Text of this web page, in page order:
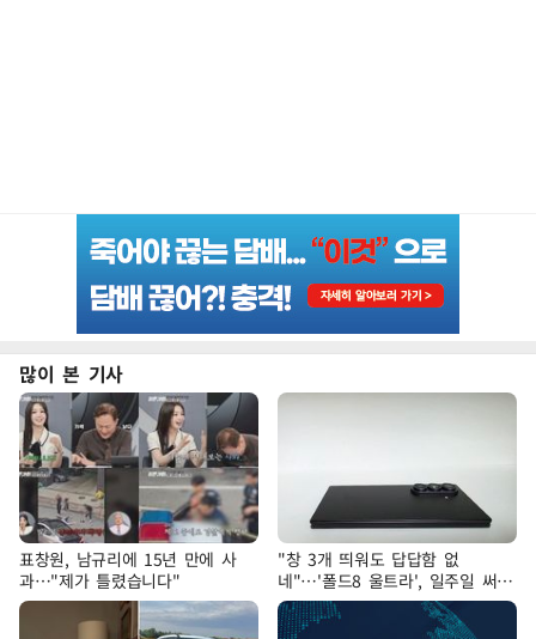
많이 본 기사
표창원, 남규리에 15년 만에 사
과…"제가 틀렸습니다"
"창 3개 띄워도 답답함 없
네"…'폴드8 울트라', 일주일 써보
니